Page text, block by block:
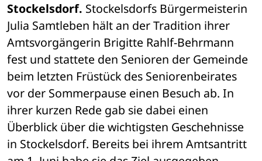
Stockelsdorf. Stockelsdorfs Bürgermeisterin
Julia Samtleben hält an der Tradition ihrer
Amtsvorgängerin Brigitte Rahlf-Behrmann
fest und stattete den Senioren der Gemeinde
beim letzten Früstück des Seniorenbeirates
vor der Sommerpause einen Besuch ab. In
ihrer kurzen Rede gab sie dabei einen
Überblick über die wichtigs­ten Geschehnisse
in Stockelsdorf. Bereits bei ihrem Amtsantritt